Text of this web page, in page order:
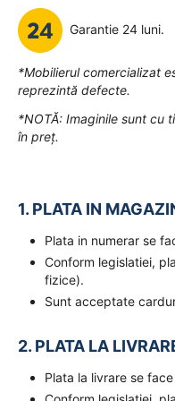
Garantie 24 luni.
*Mobilierul comercializat
reprezintă defecte.
*NOTĂ: Imaginile sunt cu
în preț.
1. PLATA IN
Plata in numerar se
Conform legislatiei,
fizice).
Sunt acceptate
2. PLATA LA
Plata la livrare se